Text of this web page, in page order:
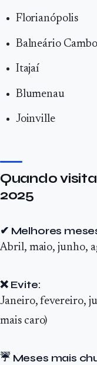
Florianópolis
Balneário
Itajaí
Blumenau
Joinville
Quando
2025
✔ Melhores
Abril, maio, junho,
❌ Evite:
Janeiro, fevereiro,
mais caro)
☔ Meses mais